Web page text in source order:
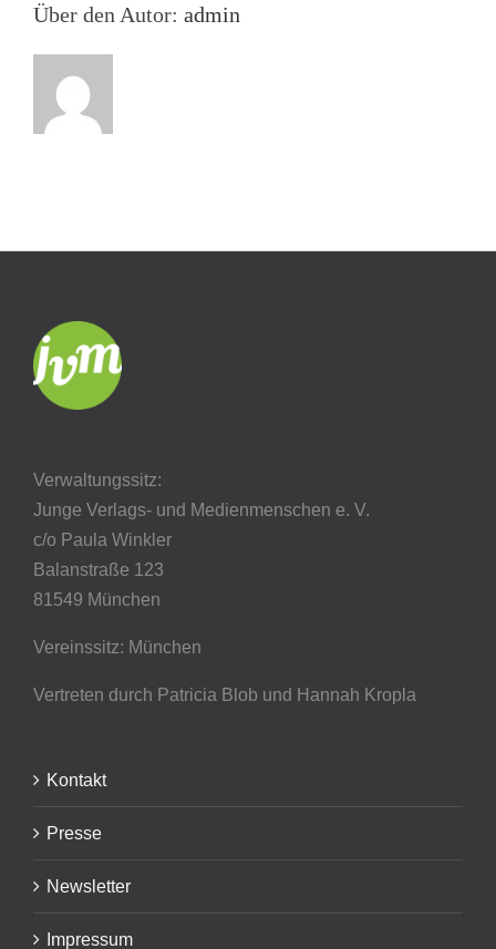
Über den Autor: admin
Verwaltungssitz:
Junge Verlags- und Medienmenschen e. V.
c/o Paula Winkler
Balanstraße 123
81549 München
Vereinssitz: München
Vertreten durch Patricia Blob und Hannah Kropla
Kontakt
Presse
Newsletter
Impressum